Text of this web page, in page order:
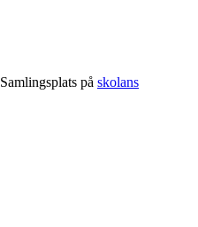
Samlingsplats på skolans